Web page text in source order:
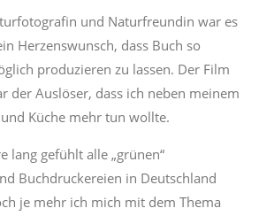
und Naturfreundin war es
Herzenswunsch, dass Buch so
produzieren zu lassen. Der Film
der Auslöser, dass ich neben meinem
Küche mehr tun wollte.
lang gefühlt alle „grünen“
Buchdruckereien in Deutschland
je mehr ich mich mit dem Thema